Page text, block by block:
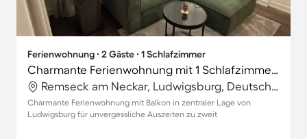
Ferienwohnung ∙ 2 Gäste ∙ 1 Schlafzimmer
Charmante Ferienwohnung mit 1 Schlafzimmer für 2 Personen
Remseck am Neckar, Ludwigsburg, Deutschland
Charmante Ferienwohnung mit Balkon in zentraler Lage von
Ludwigsburg für unvergessliche Auszeiten zu zweit